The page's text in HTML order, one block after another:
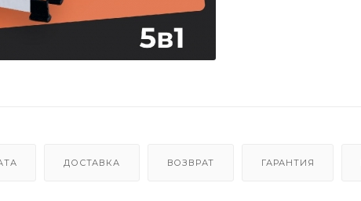
ДОСТАВКА ВОЗВРАТ ГАРАНТИЯ